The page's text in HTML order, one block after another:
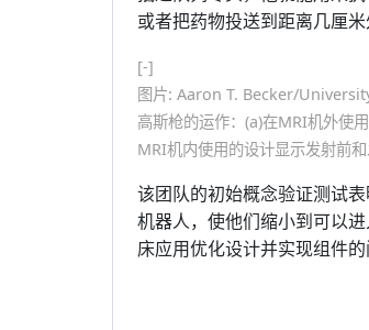
或者把药物投送到距离几厘米
[-]
图片: Aaron T. Becker/
高斯枪的运作：(a)在MRI机外使
MRI机内使用的设计显示发射前
该团队的初始概念验证测试
机器人，使他们缩小到可以
床应用优化设计并实现组件